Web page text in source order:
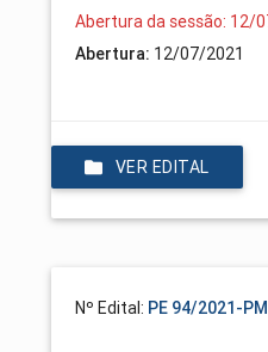
Abertura da sessão: 12/
Abertura: 12/07/2021
VER EDITAL
Nº Edital: PE 94/2021-